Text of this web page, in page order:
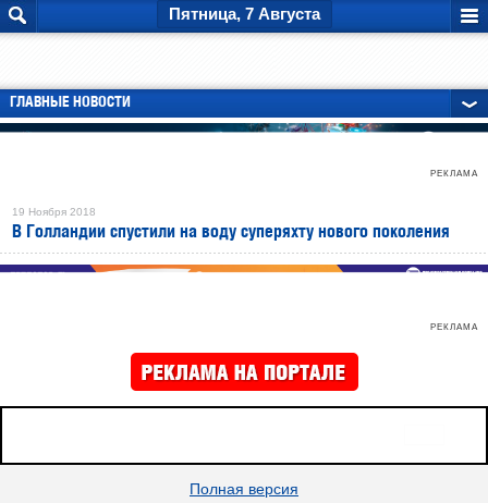
Пятница, 7 Августа
ГЛАВНЫЕ НОВОСТИ
РЕКЛАМА
19 Ноября 2018
В Голландии спустили на воду суперяхту нового поколения
РЕКЛАМА
Полная версия